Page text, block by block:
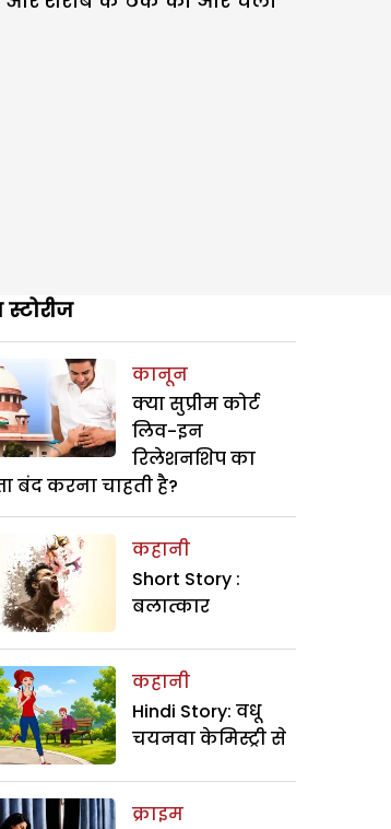
स्टोरीज
कानून
क्या सुप्रीम कोर्ट
लिव-इन
रिलेशनशिप का
बंद करना चाहती है?
कहानी
Short Story :
बलात्कार
कहानी
Hindi Story: वधू
चयनवा केमिस्ट्री से
क्राइम